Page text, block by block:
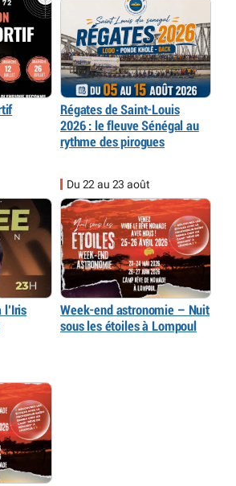
Régates de Saint-Louis
2026 : le fleuve Sénégal au
rythme des pirogues
l’Iris
Du 22 au 23 août
Week-end astronomie – Nuit
sous les étoiles à Lompoul